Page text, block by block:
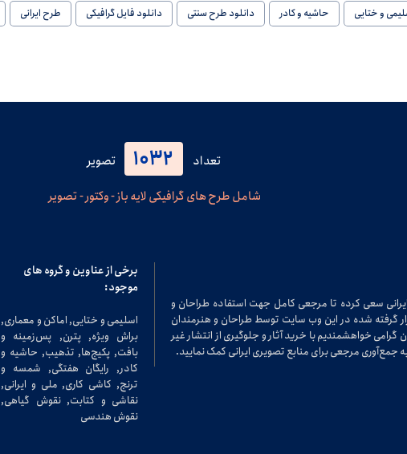
و ختایی حاشیه و کادر دانلود طرح سنتی دانلود فایل گرافیکی طرح ایرانی
تعداد 1032
تصویر
شامل طرح های گرافیکی لایه باز - وکتور - تصویر
سعی کرده تا مرجعی کامل جهت استفاده طراحان و
گرفته شده در این وب سایت توسط طراحان و هنرمندان
گرامی خواهشمندیم با خرید آثار و جلوگیری از انتشار غیر
مرجعی برای منابع تصویری ایرانی کمک نمایید.
برخی از عناوین و گروه های
موجود:
اسلیمی و ختایی, اماکن و معماری,
براش ویژه, پترن, پس‌زمینه و
بافت, پکیج‌ها, تذهیب, حاشیه و
کادر, رایگان هفتگی, شمسه و
ترنج, کاشی کاری, ملی و ایرانی,
نقاشی و کتابت, نقوش گیاهی,
نقوش هندسی